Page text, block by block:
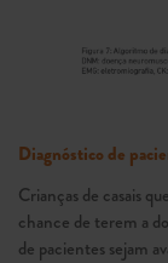
Diagnóstico de
Crianças de casais
chance de terem a
de pacientes sejam